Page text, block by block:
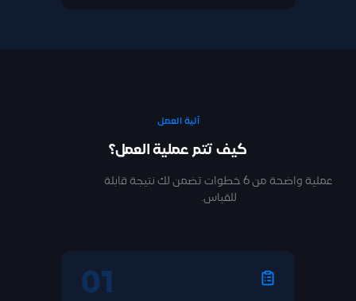
آلية العمل
كيف تتم عملية العمل؟
عملية واضحة من 6 خطوات تضمن لك نتيجة قابلة
للقياس.
01